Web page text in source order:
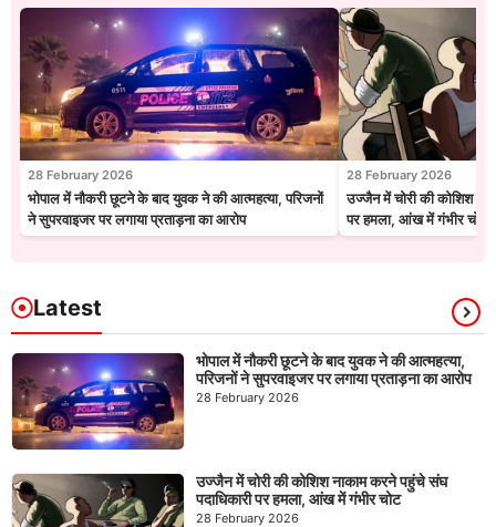
28 February 2026
भोपाल में नौकरी छूटने के बाद युवक ने की आत्महत्या, परिजनों
ने सुपरवाइजर पर लगाया प्रताड़ना का आरोप
28 February 2026
उज्जैन में चोरी की कोशिश
पर हमला, आंख में गंभीर चोट
Latest
भोपाल में नौकरी छूटने के बाद युवक ने की आत्महत्या,
परिजनों ने सुपरवाइजर पर लगाया प्रताड़ना का आरोप
28 February 2026
उज्जैन में चोरी की कोशिश नाकाम करने पहुंचे संघ
पदाधिकारी पर हमला, आंख में गंभीर चोट
28 February 2026